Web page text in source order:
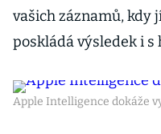
vašich záznamů, kdy
poskládá výsledek i
Apple Intelligence dokáže